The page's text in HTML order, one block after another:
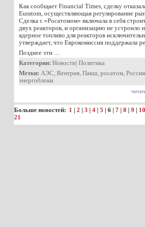
Как сообщает Financial Times, сделку
Euratom, осуществляющая регулирование
Сделка с «Росатомом» включала в себя
двух реакторов, и организацию не устроило
ядерное топливо для реакторов
утверждает, что Еврокомиссия поддержала
Позднее эти …
Категории: Новости| Политика
Метки: АЭС, Венгрия, Пакш, росатом, Россия
энергоблоки
Больше новостей: 1 | 2 | 3 | 4 | 5 | 6 | 7 | 8 | 9 | 10
21